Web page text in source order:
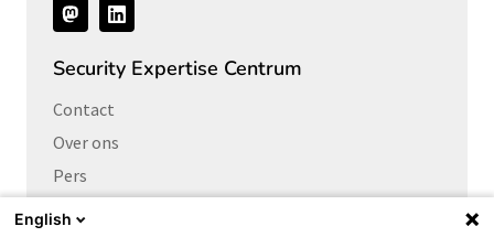
Volg
ons
Security Expertise Centrum
Contact
Over ons
Pers
Vacatures
English